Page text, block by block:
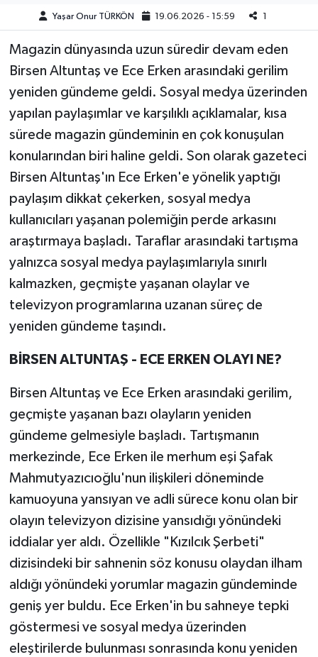
Yaşar Onur TÜRKÖN 19.06.2026 - 15:59 1
Magazin dünyasında uzun süredir devam eden
Birsen Altuntaş ve Ece Erken arasındaki gerilim
yeniden gündeme geldi. Sosyal medya üzerinden
yapılan paylaşımlar ve karşılıklı açıklamalar, kısa
sürede magazin gündeminin en çok konuşulan
konularından biri haline geldi. Son olarak gazeteci
Birsen Altuntaş'ın Ece Erken'e yönelik yaptığı
paylaşım dikkat çekerken, sosyal medya
kullanıcıları yaşanan polemiğin perde arkasını
araştırmaya başladı. Taraflar arasındaki tartışma
yalnızca sosyal medya paylaşımlarıyla sınırlı
kalmazken, geçmişte yaşanan olaylar ve
televizyon programlarına uzanan süreç de
yeniden gündeme taşındı.
BİRSEN ALTUNTAŞ - ECE ERKEN OLAYI NE?
Birsen Altuntaş ve Ece Erken arasındaki gerilim,
geçmişte yaşanan bazı olayların yeniden
gündeme gelmesiyle başladı. Tartışmanın
merkezinde, Ece Erken ile merhum eşi Şafak
Mahmutyazıcıoğlu'nun ilişkileri döneminde
kamuoyuna yansıyan ve adli sürece konu olan bir
olayın televizyon dizisine yansıdığı yönündeki
iddialar yer aldı. Özellikle "Kızılcık Şerbeti"
dizisindeki bir sahnenin söz konusu olaydan ilham
aldığı yönündeki yorumlar magazin gündeminde
geniş yer buldu. Ece Erken'in bu sahneye tepki
göstermesi ve sosyal medya üzerinden
eleştirilerde bulunması sonrasında konu yeniden
Yaşam
KAHRAMANMARAŞ